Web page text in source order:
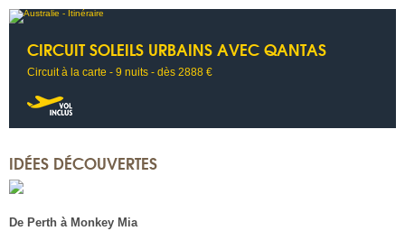
CIRCUIT SOLEILS URBAINS AVEC QANTAS
Circuit à la carte - 9 nuits - dès 2888 €
IDÉES DÉCOUVERTES
De Perth à Monkey Mia